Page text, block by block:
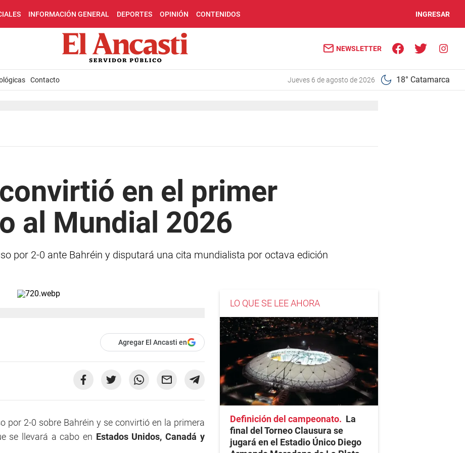
INFORMACIÓN GENERAL DEPORTES OPINIÓN CONTENIDOS INGRESAR
NEWSLETTER
Contacto jueves 6 de agosto de 2026 18° Catamarca
en el primer
al Mundial 2026
por 2-0 ante Bahréin y disputará una cita mundialista por octava edición
Agregar El Ancasti en
por 2-0 sobre Bahréin y se convirtió en la primera
se llevará a cabo en Estados Unidos, Canadá y
LO QUE SE LEE AHORA
Definición del campeonato
La
final del Torneo Clausura se
jugará en el Estadio Único Diego